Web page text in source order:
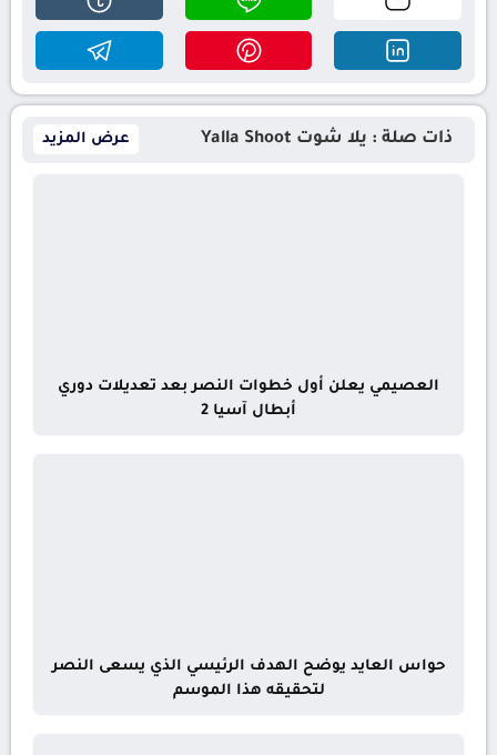
ذات صلة : يلا شوت Yalla Shoot عرض المزيد
العصيمي يعلن أول خطوات النصر بعد تعديلات دوري
أبطال آسيا 2
حواس العايد يوضح الهدف الرئيسي الذي يسعى النصر
لتحقيقه هذا الموسم